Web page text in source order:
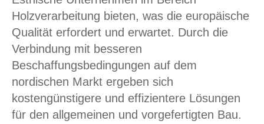
Holzverarbeitung bieten, was die europäische
Qualität erfordert und erwartet. Durch die
Verbindung mit besseren
Beschaffungsbedingungen auf dem
nordischen Markt ergeben sich
kostengünstigere und effizientere Lösungen
für den allgemeinen und vorgefertigten Bau.